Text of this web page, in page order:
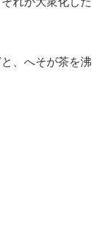
、へそが茶を沸